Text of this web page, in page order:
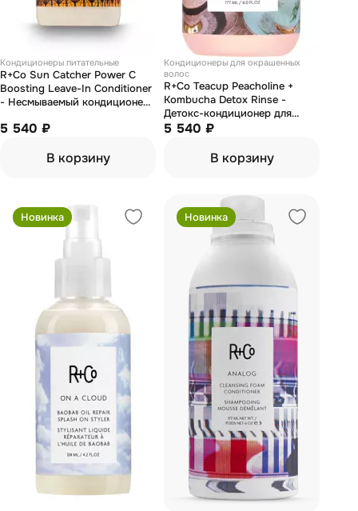
Кондиционеры питательные
R+Co Sun Catcher Power C
Boosting Leave-In Conditioner
- Несмываемый кондиционер
124 мл
5 540 ₽
В корзину
Кондиционеры для окрашенных
волос
R+Co Teacup Peacholine +
Kombucha Detox Rinse -
Детокс-кондиционер для
волос "чашка чая" 177 мл
5 540 ₽
В корзину
Новинка Новинка